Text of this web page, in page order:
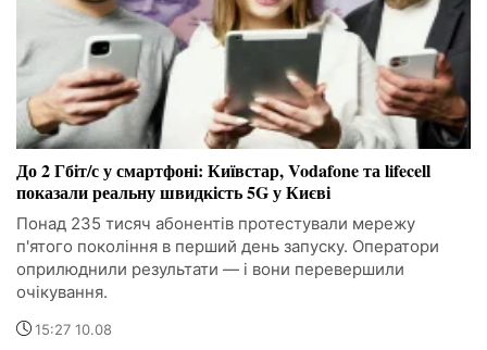
До 2 Гбіт/с у смартфоні: Київстар, Vodafone та lifecell
показали реальну швидкість 5G у Києві
Понад 235 тисяч абонентів протестували мережу
п'ятого покоління в перший день запуску. Оператори
оприлюднили результати — і вони перевершили
очікування.
15:27 10.08